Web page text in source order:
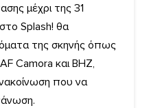
μέχρι της 31
Splash! θα
της σκηνής όπως
Camora και ΒΗΖ,
που να